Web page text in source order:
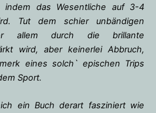
indem das Wesentliche auf 3-4
Tut dem schier unbändigen
allem durch die brillante
wird, aber keinerlei Abbruch,
eines solch` epischen Trips
Sport.
ein Buch derart fasziniert wie